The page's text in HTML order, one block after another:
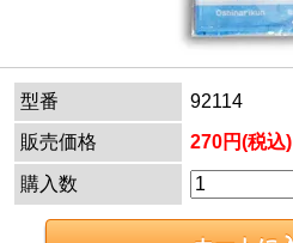
型番
92114
販売価格
270円(税込)
購入数